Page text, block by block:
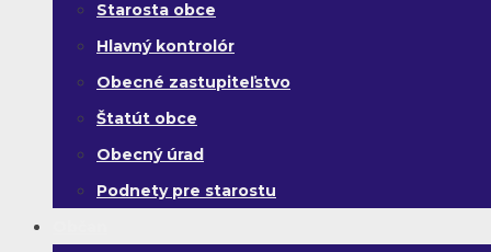
Starosta obce
Hlavný kontrolór
Obecné zastupiteľstvo
Štatút obce
Obecný úrad
Podnety pre starostu